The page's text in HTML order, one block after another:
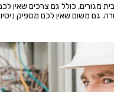
בית מגורים, כולל גם צרכים
גם משום שאין לכם מספיק